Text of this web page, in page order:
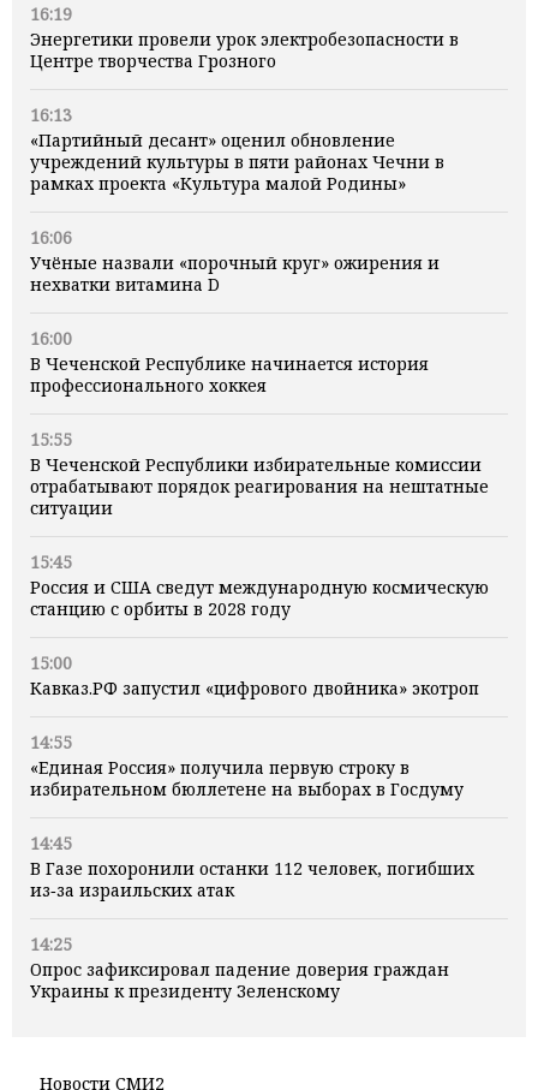
16:19
Энергетики провели урок электробезопасности в
Центре творчества Грозного
16:13
«Партийный десант» оценил обновление
учреждений культуры в пяти районах Чечни в
рамках проекта «Культура малой Родины»
16:06
Учёные назвали «порочный круг» ожирения и
нехватки витамина D
16:00
В Чеченской Республике начинается история
профессионального хоккея
15:55
В Чеченской Республики избирательные комиссии
отрабатывают порядок реагирования на нештатные
ситуации
15:45
Россия и США сведут международную космическую
станцию с орбиты в 2028 году
15:00
Кавказ.РФ запустил «цифрового двойника» экотроп
14:55
«Единая Россия» получила первую строку в
избирательном бюллетене на выборах в Госдуму
14:45
В Газе похоронили останки 112 человек, погибших
из‑за израильских атак
14:25
Опрос зафиксировал падение доверия граждан
Украины к президенту Зеленскому
Новости СМИ2